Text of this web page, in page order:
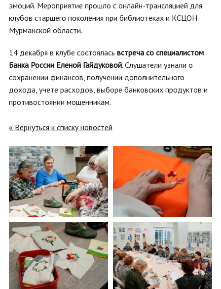
эмоций. Мероприятие прошло с онлайн-трансляцией для
клубов старшего поколения при библиотеках и КСЦОН
Мурманской области.
14 декабря в клубе состоялась встреча со специалистом
Банка России Еленой Гайдуковой. Слушатели узнали о
сохранении финансов, получении дополнительного
дохода, учете расходов, выборе банковских продуктов и
противостоянии мошенникам.
« Вернуться к списку новостей